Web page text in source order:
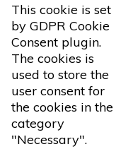
This cookie is set
by GDPR Cookie
Consent plugin.
The cookies is
used to store the
user consent for
the cookies in the
category
"Necessary".